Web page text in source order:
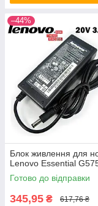
–44%
Блок живлення для
Lenovo Essential
Готово до відправки
345,95 ₴ 617,76 ₴